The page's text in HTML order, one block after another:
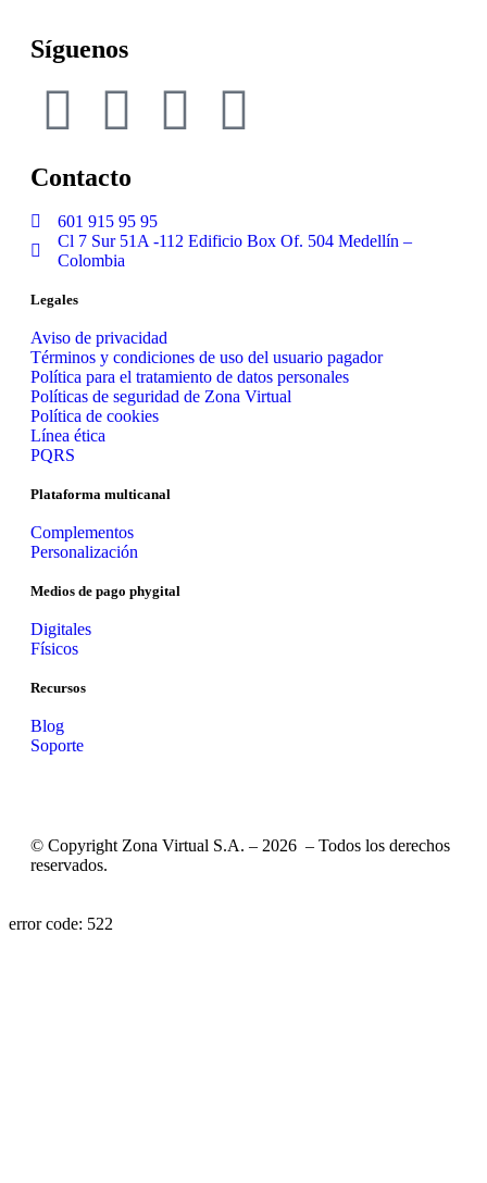
Síguenos
Contacto
601 915 95 95
Cl 7 Sur 51A -112 Edificio Box Of. 504 Medellín –
Colombia
Legales
Aviso de privacidad
Términos y condiciones de uso del usuario pagador
Política para el tratamiento de datos personales
Políticas de seguridad de Zona Virtual
Política de cookies
Línea ética
PQRS
Plataforma multicanal
Complementos
Personalización
Medios de pago phygital
Digitales
Físicos
Recursos
Blog
Soporte
© Copyright Zona Virtual S.A. – 2026 – Todos los derechos
reservados.
error code: 522